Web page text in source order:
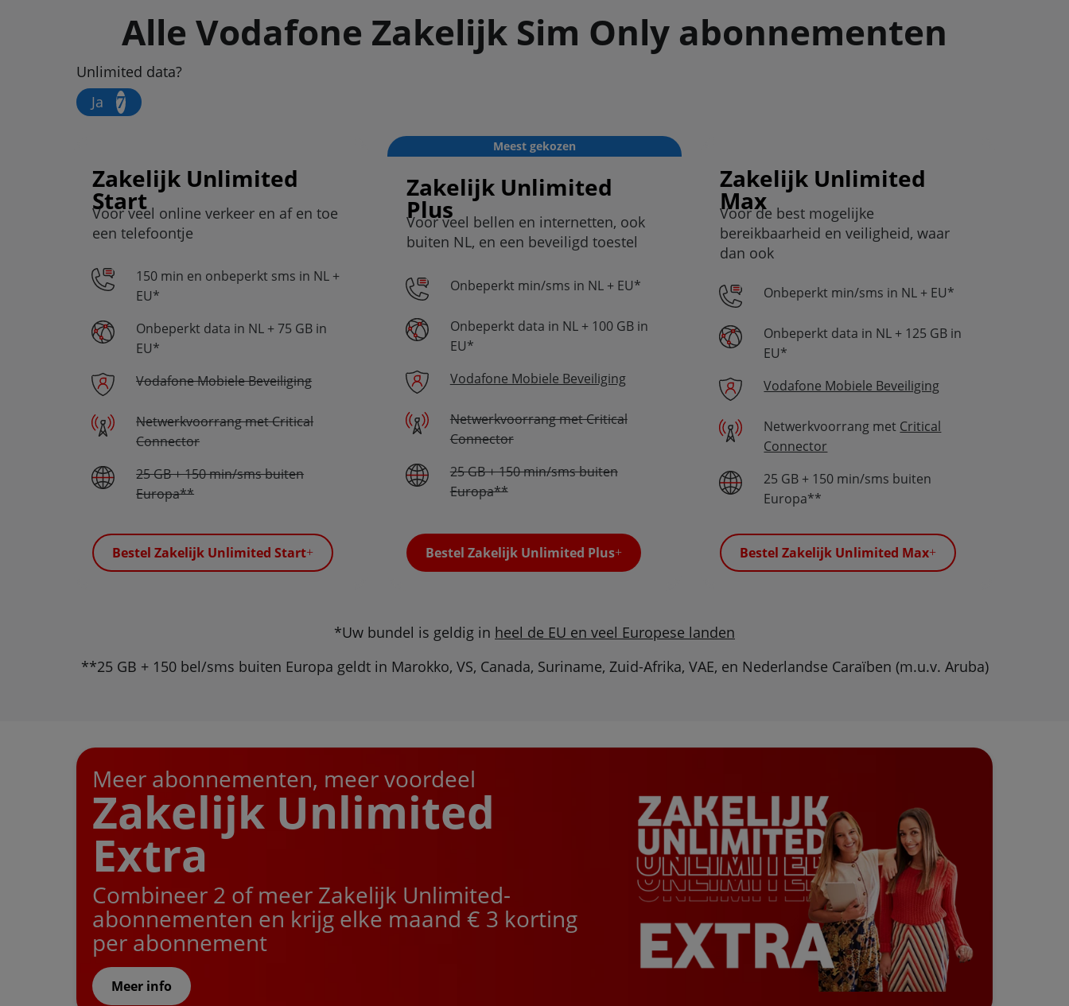
Alle Vodafone Zakelijk Sim Only abonnementen
Unlimited data?
Ja
Zakelijk Unlimited
Start
Voor veel online verkeer en af en toe
een telefoontje
150 min en onbeperkt sms in NL +
EU*
Onbeperkt data in NL + 75 GB in
EU*
Vodafone Mobiele Beveiliging
Netwerkvoorrang met Critical
Connector
25 GB + 150 min/sms buiten
Europa**
Bestel Zakelijk Unlimited Start
Meest gekozen
Zakelijk Unlimited
Plus
Voor veel bellen en internetten, ook
buiten NL, en een beveiligd toestel
Onbeperkt min/sms in NL + EU*
Onbeperkt data in NL + 100 GB in
EU*
Vodafone Mobiele Beveiliging
Netwerkvoorrang met Critical
Connector
25 GB + 150 min/sms buiten
Europa**
Bestel Zakelijk Unlimited Plus
Zakelijk Unlimited
Max
Voor de best mogelijke
bereikbaarheid en veiligheid, waar
dan ook
Onbeperkt min/sms in NL + EU*
Onbeperkt data in NL + 125 GB in
EU*
Vodafone Mobiele Beveiliging
Netwerkvoorrang met Critical
Connector
25 GB + 150 min/sms buiten
Europa**
Bestel Zakelijk Unlimited Max
*Uw bundel is geldig in heel de EU en veel Europese landen
**25 GB + 150 bel/sms buiten Europa geldt in Marokko, VS, Canada, Suriname, Zuid-Afrika, VAE, en Nederlandse Caraïben (m.u.v. Aruba)
Meer abonnementen, meer voordeel
Zakelijk Unlimited
Extra
Combineer 2 of meer Zakelijk Unlimited-
abonnementen en krijg elke maand € 3 korting
per abonnement
Meer info